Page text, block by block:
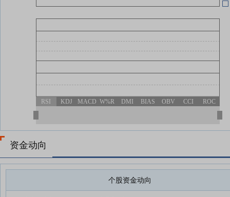
RSI KDJ MACD W%R DMI BIAS OBV CCI ROC
资金动向
个股资金动向